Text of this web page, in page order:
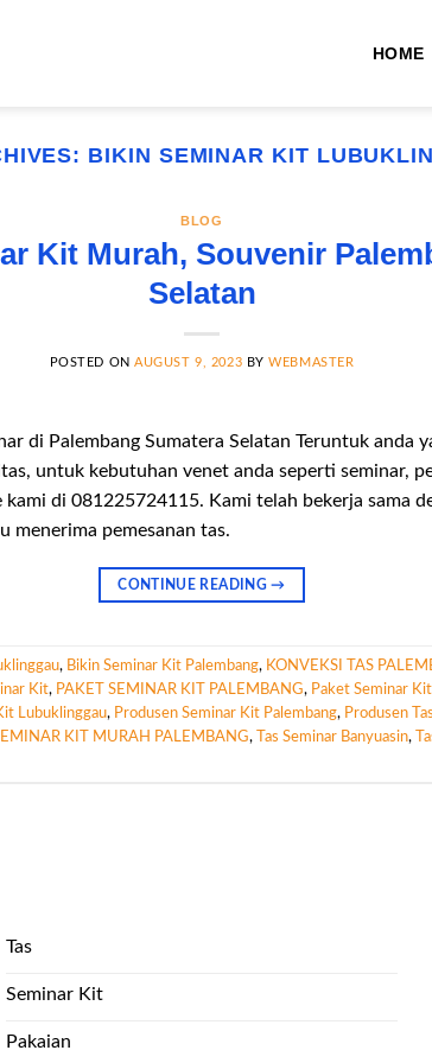
HOME
BIKIN SEMINAR KIT
BLOG
Kit Murah, Souvenir
Selatan
POSTED ONAUGUST 9, 2023 BYWEBMASTER
di Palembang Sumatera Selatan Teruntuk anda
untuk kebutuhan venet anda seperti seminar,
di 081225724115. Kami telah bekerja sama
menerima pemesanan tas.
CONTINUE READING→
, Bikin Seminar Kit Palembang, KONVEKSI TAS
Kit, PAKET SEMINAR KIT PALEMBANG, Paket Seminar
Lubuklinggau, Produsen Seminar Kit Palembang, Produsen
KIT MURAH PALEMBANG, Tas Seminar Banyuasin,
Tas
Seminar Kit
Pakaian